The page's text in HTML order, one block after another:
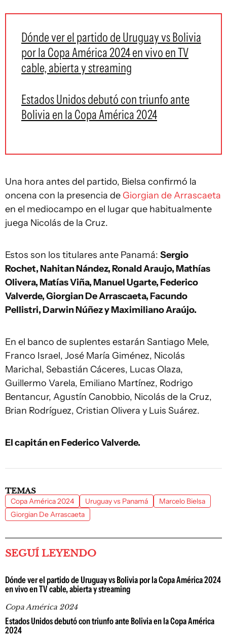
Dónde ver el partido de Uruguay vs Bolivia
por la Copa América 2024 en vivo en TV
cable, abierta y streaming
Estados Unidos debutó con triunfo ante
Bolivia en la Copa América 2024
Una hora antes del partido, Bielsa confirmó la
oncena con la presencia de Giorgian de Arrascaeta
en el mediocampo en el lugar que habitualmente
juega Nicolás de la Cruz.
Estos son los titulares ante Panamá: Sergio
Rochet, Nahitan Nández, Ronald Araujo, Mathías
Olivera, Matías Viña, Manuel Ugarte, Federico
Valverde, Giorgian De Arrascaeta, Facundo
Pellistri, Darwin Núñez y Maximiliano Araújo.
En el banco de suplentes estarán Santiago Mele,
Franco Israel, José María Giménez, Nicolás
Marichal, Sebastián Cáceres, Lucas Olaza,
Guillermo Varela, Emiliano Martínez, Rodrigo
Bentancur, Agustín Canobbio, Nicolás de la Cruz,
Brian Rodríguez, Cristian Olivera y Luis Suárez.
El capitán en Federico Valverde.
TEMAS
Copa América 2024 Uruguay vs Panamá
Marcelo Bielsa
Giorgian De Arrascaeta
SEGUÍ LEYENDO
Dónde ver el partido de Uruguay vs Bolivia por la Copa América 2024
en vivo en TV cable, abierta y streaming
Copa América 2024
Estados Unidos debutó con triunfo ante Bolivia en la Copa América
2024